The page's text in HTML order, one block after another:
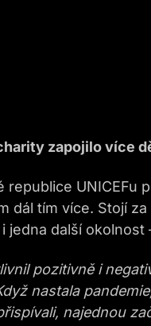
zapojilo více
republice UNICEFu
dál tím více. Stojí
jedna další okolnost
pozitivně i
nastala
najednou